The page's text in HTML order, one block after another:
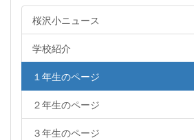
桜沢小ニュース
学校紹介
１年生のページ
２年生のページ
３年生のページ